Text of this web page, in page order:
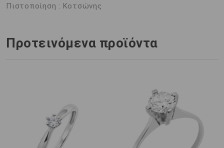
Πιστοποίηση : Κοτσώνης
Προτεινόμενα προϊόντα